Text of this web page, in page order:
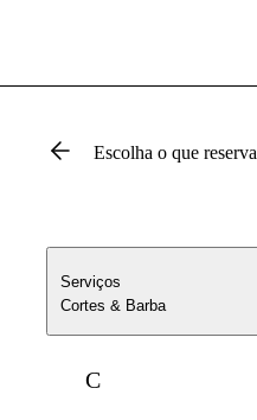
Escolha o que
Serviços
Cortes & Barba
C